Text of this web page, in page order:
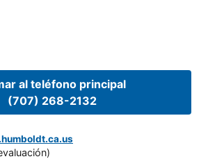
al teléfono principal
(707) 268-2132
)